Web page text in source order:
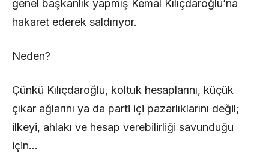
genel başkanlık yapmış Kemal Kılıçdaroğlu’na
hakaret ederek saldırıyor.
Neden?
Çünkü Kılıçdaroğlu, koltuk hesaplarını, küçük
çıkar ağlarını ya da parti içi pazarlıklarını değil;
ilkeyi, ahlakı ve hesap verebilirliği savunduğu
için…